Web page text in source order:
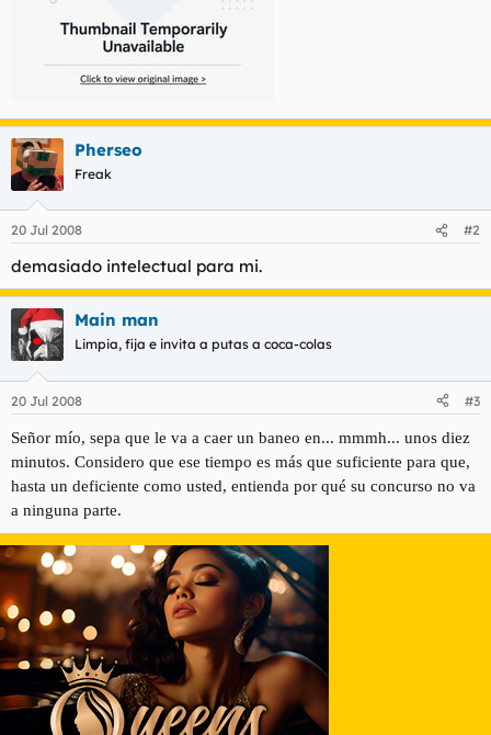
Pherseo
Freak
20 Jul 2008 #2
demasiado intelectual para mi.
Main man
Limpia, fija e invita a putas a coca-colas
20 Jul 2008 #3
Señor mío, sepa que le va a caer un baneo en... mmmh... unos diez
minutos. Considero que ese tiempo es más que suficiente para que,
hasta un deficiente como usted, entienda por qué su concurso no va
a ninguna parte.